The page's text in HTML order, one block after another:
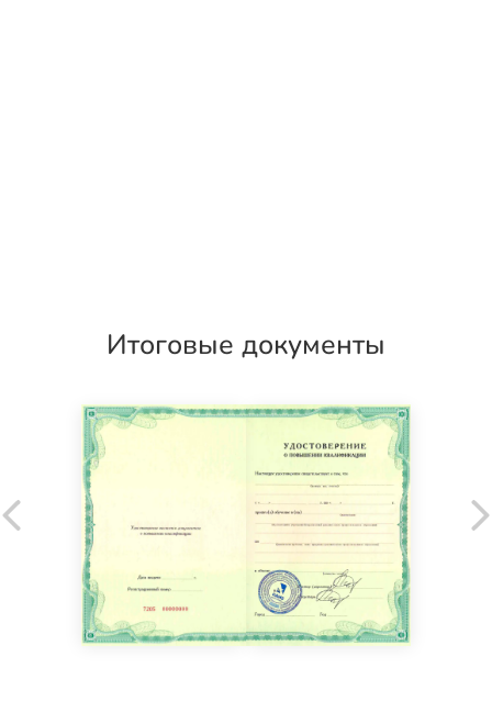
Итоговые документы